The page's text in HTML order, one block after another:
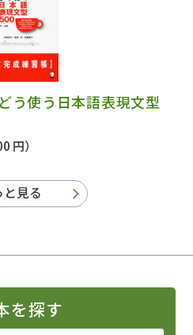
使う日本語表現文型
円）
と見る
を探す